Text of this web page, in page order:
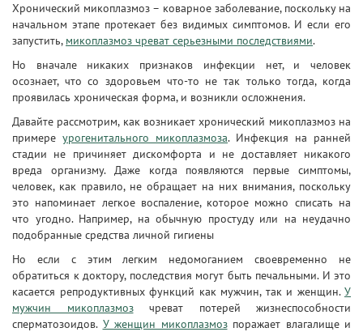
Хронический микоплазмоз – коварное заболевание, поскольку на
начальном этапе протекает без видимых симптомов. И если его
запустить, микоплазмоз чреват серьезными последствиями.
Но вначале никаких признаков инфекции нет, и человек
осознает, что со здоровьем что-то не так только тогда, когда
проявилась хроническая форма, и возникли осложнения.
Давайте рассмотрим, как возникает хронический микоплазмоз на
примере урогенитального микоплазмоза. Инфекция на ранней
стадии не причиняет дискомфорта и не доставляет никакого
вреда организму. Даже когда появляются первые симптомы,
человек, как правило, не обращает на них внимания, поскольку
это напоминает легкое воспаление, которое можно списать на
что угодно. Например, на обычную простуду или на неудачно
подобранные средства личной гигиены
Но если с этим легким недомоганием своевременно не
обратиться к доктору, последствия могут быть печальными. И это
касается репродуктивных функций как мужчин, так и женщин. У
мужчин микоплазмозчреват потерей жизнеспособности
сперматозоидов. У женщин микоплазмозпоражает влагалище и